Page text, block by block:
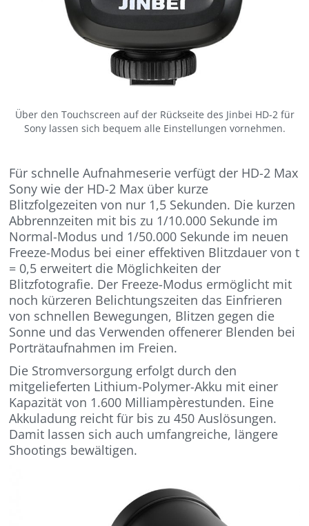
Über den Touchscreen auf der Rückseite des Jinbei HD-2 für
Sony lassen sich bequem alle Einstellungen vornehmen.
Für schnelle Aufnahmeserie verfügt der HD-2 Max
Sony wie der HD-2 Max über kurze
Blitzfolgezeiten von nur 1,5 Sekunden. Die kurzen
Abbrennzeiten mit bis zu 1/10.000 Sekunde im
Normal-Modus und 1/50.000 Sekunde im neuen
Freeze-Modus bei einer effektiven Blitzdauer von t
= 0,5 erweitert die Möglichkeiten der
Blitzfotografie. Der Freeze-Modus ermöglicht mit
noch kürzeren Belichtungszeiten das Einfrieren
von schnellen Bewegungen, Blitzen gegen die
Sonne und das Verwenden offenerer Blenden bei
Porträtaufnahmen im Freien.
Die Stromversorgung erfolgt durch den
mitgelieferten Lithium-Polymer-Akku mit einer
Kapazität von 1.600 Milliampèrestunden. Eine
Akkuladung reicht für bis zu 450 Auslösungen.
Damit lassen sich auch umfangreiche, längere
Shootings bewältigen.